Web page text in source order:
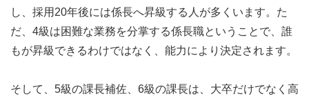
し、採用20年後には係長へ昇級する人が多くいます。た
だ、4級は困難な業務を分掌する係長職ということで、誰
もが昇級できるわけではなく、能力により決定されます。
そして、5級の課長補佐、6級の課長は、大卒だけでなく高